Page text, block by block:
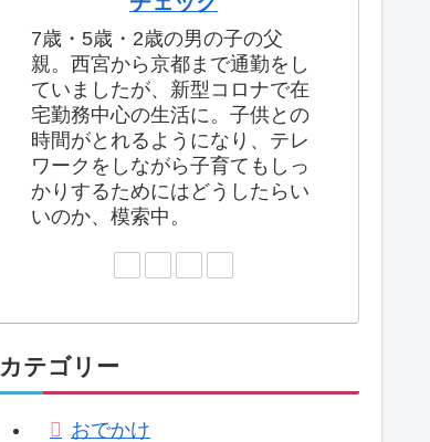
7歳・5歳・2歳の男の子の父
親。西宮から京都まで通勤をし
ていましたが、新型コロナで在
宅勤務中心の生活に。子供との
時間がとれるようになり、テレ
ワークをしながら子育てもしっ
かりするためにはどうしたらい
いのか、模索中。
カテゴリー
おでかけ